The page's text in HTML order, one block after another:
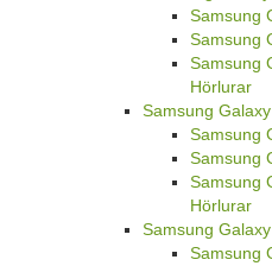
Samsung
Samsung
Samsung
Hörlurar
Samsung
Samsung
Samsung
Samsung
Hörlurar
Samsung
Samsung